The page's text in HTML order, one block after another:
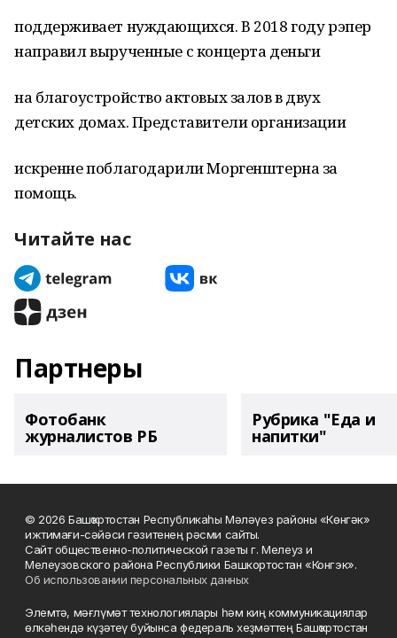
поддерживает нуждающихся. В 2018 году рэпер
направил вырученные с концерта деньги
на благоустройство актовых залов в двух
детских домах. Представители организации
искренне поблагодарили Моргенштерна за
помощь.
Читайте нас
Партнеры
Фотобанк
журналистов РБ
Рубрика "Еда и
напитки"
© 2026 Башҡортостан Республикаһы Мәләүез районы «Көнгәк»
ижтимағи-сәйәси гәзитенең рәсми сайты.
Сайт общественно-политической газеты г. Мелеуз и
Мелеузовского района Республики Башкортостан «Конгэк».
Об использовании персональных данных
Элемтә, мәғлүмәт технологиялары һәм киң коммуникациялар
өлкәһендә күҙәтеү буйынса федераль хеҙмәттең Башҡортостан